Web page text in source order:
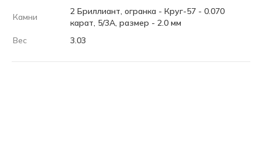
Камни
2 Бриллиант, огранка - Круг-57 - 0.070
карат, 5/3А, размер - 2.0 мм
Вес
3.03